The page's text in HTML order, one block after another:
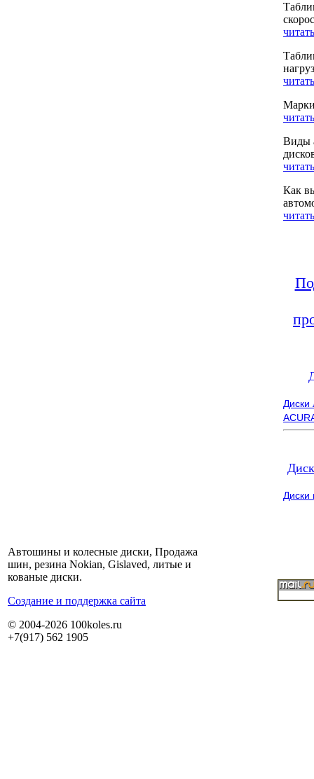
Виды
Как
Диски
Автошины и колесные диски, Продажа
шин, резина Nokian, Gislaved, литые и
кованые диски.
Cоздание и поддержка сайта
© 2004-2026 100koles.ru
+7(917) 562 1905